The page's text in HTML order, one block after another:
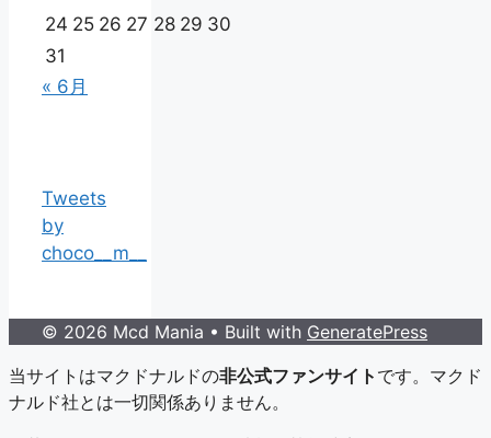
24 25 26 27 28 29 30
31
« 6月
Tweets
by
choco__m__
© 2026 Mcd Mania • Built with GeneratePress
当サイトはマクドナルドの非公式ファンサイト です。マクド
ナルド社とは一切関係ありません。